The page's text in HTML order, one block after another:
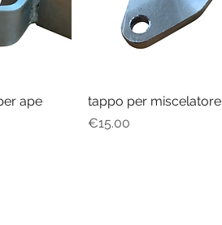
ape
Quick View
tappo per miscelatore
Price
€15.00